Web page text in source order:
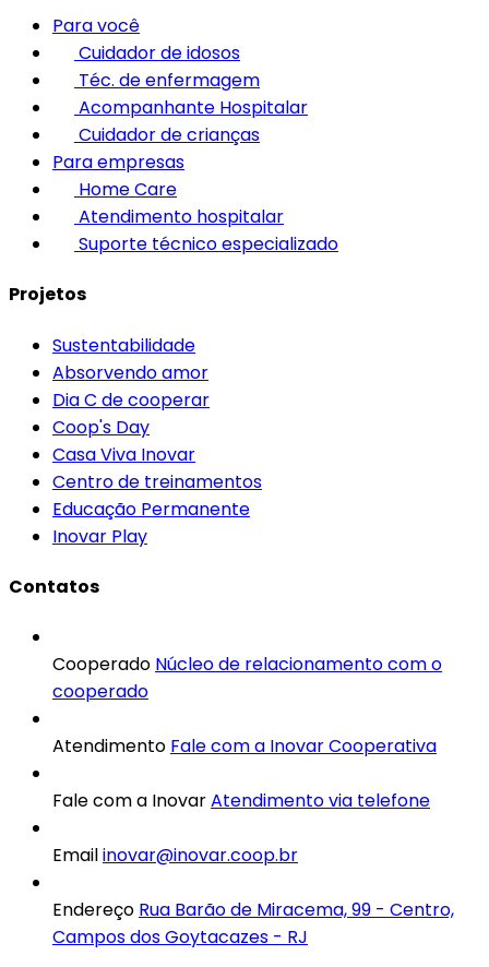
Para você
Cuidador de idosos
Téc. de enfermagem
Acompanhante Hospitalar
Cuidador de crianças
Para empresas
Home Care
Atendimento hospitalar
Suporte técnico especializado
Projetos
Sustentabilidade
Absorvendo amor
Dia C de cooperar
Coop's Day
Casa Viva Inovar
Centro de treinamentos
Educação Permanente
Inovar Play
Contatos
Cooperado Núcleo de relacionamento com o
cooperado
Atendimento Fale com a Inovar Cooperativa
Fale com a InovarAtendimento via telefone
Emailinovar@inovar.coop.br
Endereço Rua Barão de Miracema, 99 - Centro,
Campos dos Goytacazes - RJ